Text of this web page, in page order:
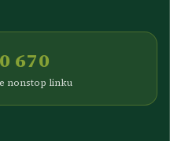
670
nonstop linku